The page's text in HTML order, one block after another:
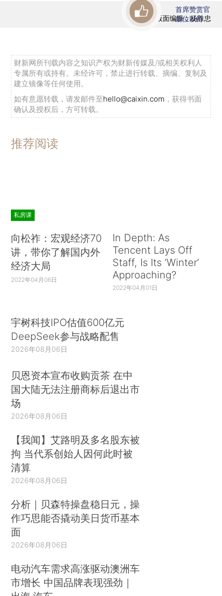
版面编辑：杨胜忠
首席赞赏官
虚位以待
财新网所刊载内容之知识产权为财新传媒及/或相关权利人
专属所有或持有。未经许可，禁止进行转载、摘编、复制及
建立镜像等任何使用。
如有意愿转载，请发邮件至hello@caixin.com ，获得书面
确认及授权后，方可转载。
推荐阅读
私房课
向松祚：宏观经济70
讲，带你了解国内外
经济大局
2022年04月06日
In Depth: As
Tencent Lays Off
Staff, Is Its ‘Winter’
Approaching?
2022年04月01日
宇树科技IPO估值600亿元
DeepSeek参与战略配售
2026年08月06日
贝恩资本宣布收购贡茶 在中
国大陆无法注册商标后退出市
场
2026年08月06日
【我闻】艾路明及多名股东被
拘 当代系创始人因何此时被
清算
2026年08月06日
分析｜贝森特操盘稳日元，操
作巧思能否撬动美日货币基本
面
2026年08月06日
电动汽车需求高涨驱动澳洲车
市增长 中国品牌表现强劲｜